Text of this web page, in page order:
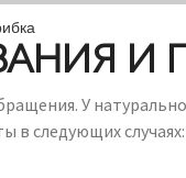
И
У
в следующих случаях: